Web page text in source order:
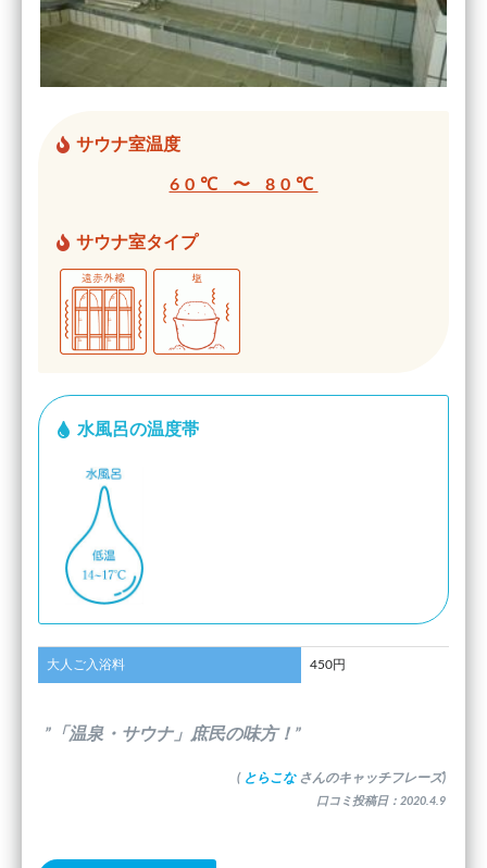
サウナ室温度
60℃ 〜 80℃
サウナ室タイプ
水風呂の温度帯
大人ご入浴料 450円
”「温泉・サウナ」庶民の味方！”
( とらこな さんのキャッチフレーズ)
口コミ投稿日：2020.4.9